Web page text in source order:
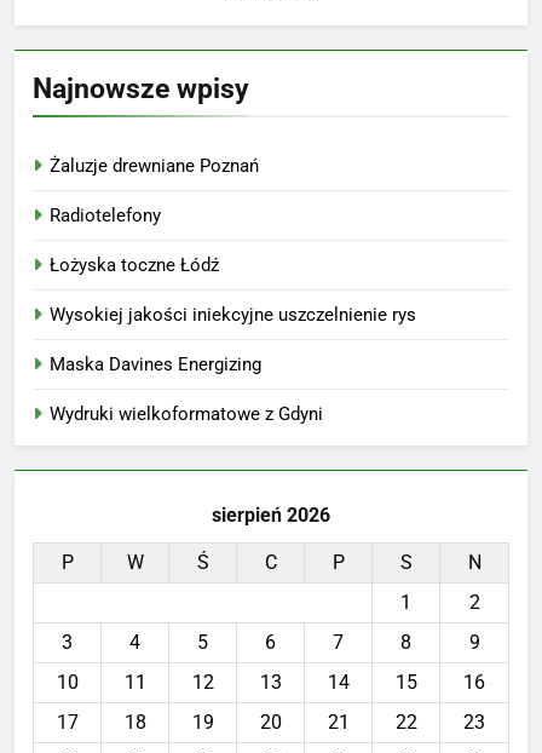
Najnowsze wpisy
Żaluzje drewniane Poznań
Radiotelefony
Łożyska toczne Łódź
Wysokiej jakości iniekcyjne uszczelnienie rys
Maska Davines Energizing
Wydruki wielkoformatowe z Gdyni
sierpień 2026
P W Ś C P S
N
1
2
3
4 5 6 7 8
9
10
11 12 13 14 15
16
17
18 19 20 21 22
23